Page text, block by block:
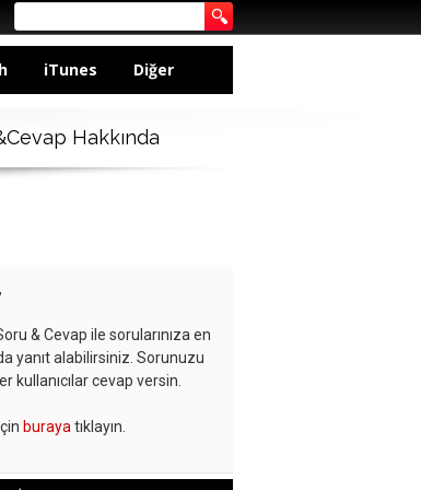
iTunes Diğer
Hakkında
& Cevap ile sorularınıza en
yanıt alabilirsiniz. Sorunuzu
kullanıcılar cevap versin.
buraya tıklayın.